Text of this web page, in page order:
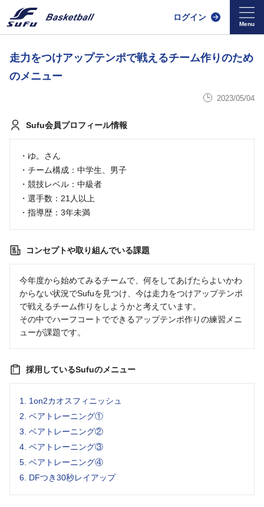
ログイン
走力をつけアップテンポで戦えるチーム作りのため
のメニュー
2023/05/04
Sufu会員プロフィール情報
・ゆ。さん
・チーム構成：中学生、男子
・競技レベル：中級者
・選手数：21人以上
・指導歴：3年未満
コンセプトや取り組んでいる課題
今年度から始めてみるチームで、何をしてあげたらよいかわ
からない状況でSufuを見つけ、今は走力をつけアップテンポ
で戦えるチーム作りをしようかと考えています。
その中でハーフコートでできるアップテンポ作りの練習メニ
ューが課題です。
採用しているSufuのメニュー
1. 1on2カオスフィニッシュ
2. ベアトレーニング①
3. ベアトレーニング②
4. ベアトレーニング③
5. ベアトレーニング④
6. DFつき30秒レイアップ